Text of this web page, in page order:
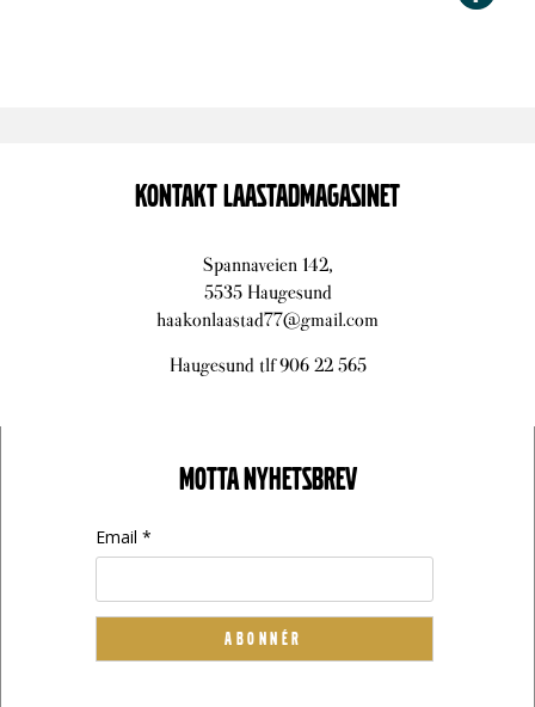
KONTAKT LAASTADMAGASINET
Spannaveien 142,
5535 Haugesund
haakonlaastad77@gmail.com
Haugesund tlf 906 22 565
MOTTA NYHETSBREV
Email *